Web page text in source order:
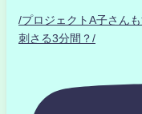
/プロジェクトA子さん
刺さる3分間？/